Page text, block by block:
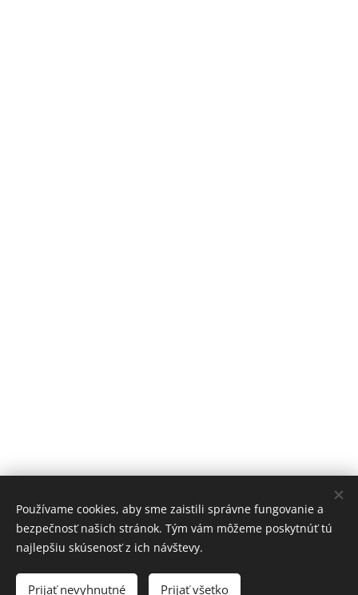
vk.com/informer.slovensko
Youtube/informer-slovensko
Používame cookies, aby sme zaistili správne fungovanie a
bezpečnosť našich stránok. Tým vám môžeme poskytnúť tú
najlepšiu skúsenosť z ich návštevy.
Prijať nevyhnutné Prijať všetko